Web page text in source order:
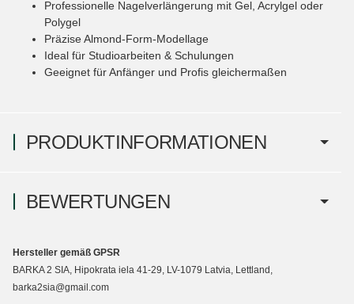
PRODUKTINFORMATIONEN
Professionelle Nagelverlängerung mit Gel, Acrylgel oder
Polygel
Präzise Almond-Form-Modellage
Ideal für Studioarbeiten & Schulungen
Geeignet für Anfänger und Profis gleichermaßen
BEWERTUNGEN
Hersteller gemäß GPSR
BARKA 2 SIA, Hipokrata iela 41-29, LV-1079 Latvia, Lettland,
barka2sia@gmail.com